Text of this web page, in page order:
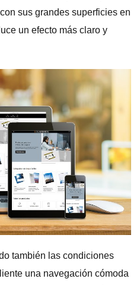
sus grandes superficies en
un efecto más claro y
también las condiciones
una navegación cómoda